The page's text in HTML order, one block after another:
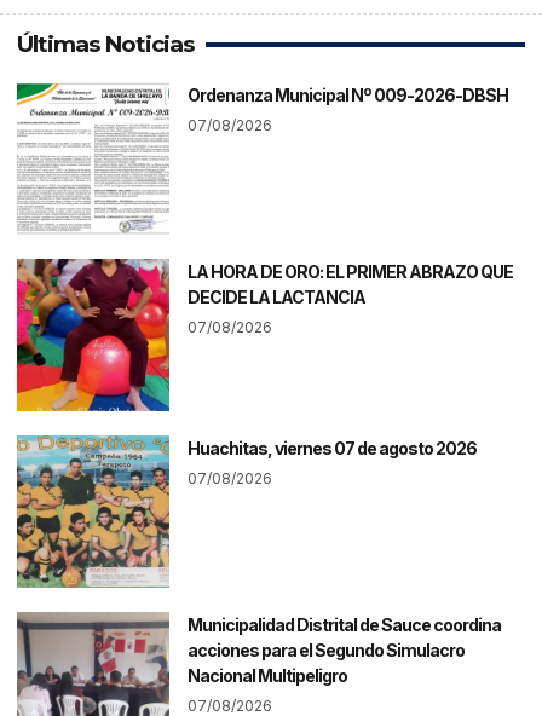
Últimas Noticias
Ordenanza Municipal Nº 009-2026-DBSH
07/08/2026
LA HORA DE ORO: EL PRIMER ABRAZO QUE
DECIDE LA LACTANCIA
07/08/2026
Huachitas, viernes 07 de agosto 2026
07/08/2026
Municipalidad Distrital de Sauce coordina
acciones para el Segundo Simulacro
Nacional Multipeligro
07/08/2026